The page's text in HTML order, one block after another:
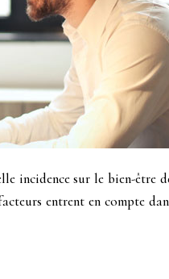
incidence sur le bien-être
entrent en compte